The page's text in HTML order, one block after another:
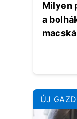
Milyen
a
ÚJ